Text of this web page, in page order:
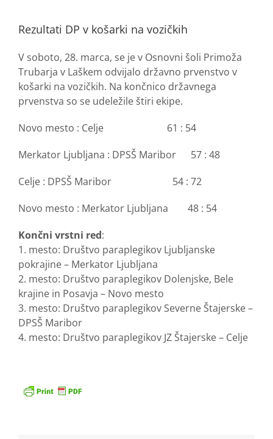
Rezultati DP v košarki na vozičkih
V soboto, 28. marca, se je v Osnovni šoli Primoža
Trubarja v Laškem odvijalo državno prvenstvo v
košarki na vozičkih. Na končnico državnega
prvenstva so se udeležile štiri ekipe.
Novo mesto : Celje 61 : 54
Merkator Ljubljana : DPSŠ Maribor 57 : 48
Celje : DPSŠ Maribor 54 : 72
Novo mesto : Merkator Ljubljana 48 : 54
Končni vrstni red:
1. mesto: Društvo paraplegikov Ljubljanske
pokrajine – Merkator Ljubljana
2. mesto: Društvo paraplegikov Dolenjske, Bele
krajine in Posavja – Novo mesto
3. mesto: Društvo paraplegikov Severne Štajerske –
DPSŠ Maribor
4. mesto: Društvo paraplegikov JZ Štajerske – Celje